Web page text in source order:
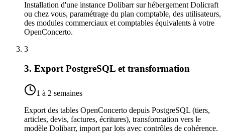
Installation d'une instance Dolibarr sur hébergement Dolicraft
ou chez vous, paramétrage du plan comptable, des utilisateurs,
des modules commerciaux et comptables équivalents à votre
OpenConcerto.
3
3. Export PostgreSQL et transformation
1 à 2 semaines
Export des tables OpenConcerto depuis PostgreSQL (tiers,
articles, devis, factures, écritures), transformation vers le
modèle Dolibarr, import par lots avec contrôles de cohérence.